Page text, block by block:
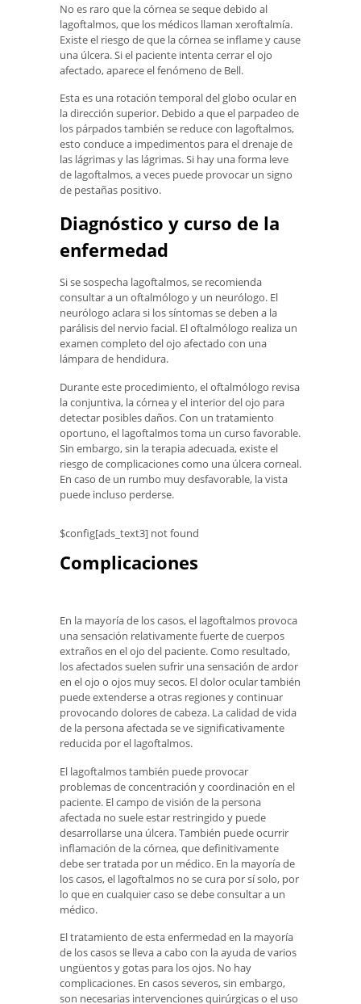
No es raro que la córnea se seque debido al
lagoftalmos, que los médicos llaman xeroftalmía.
Existe el riesgo de que la córnea se inflame y cause
una úlcera. Si el paciente intenta cerrar el ojo
afectado, aparece el fenómeno de Bell.
Esta es una rotación temporal del globo ocular en
la dirección superior. Debido a que el parpadeo de
los párpados también se reduce con lagoftalmos,
esto conduce a impedimentos para el drenaje de
las lágrimas y las lágrimas. Si hay una forma leve
de lagoftalmos, a veces puede provocar un signo
de pestañas positivo.
Diagnóstico y curso de la
enfermedad
Si se sospecha lagoftalmos, se recomienda
consultar a un oftalmólogo y un neurólogo. El
neurólogo aclara si los síntomas se deben a la
parálisis del nervio facial. El oftalmólogo realiza un
examen completo del ojo afectado con una
lámpara de hendidura.
Durante este procedimiento, el oftalmólogo revisa
la conjuntiva, la córnea y el interior del ojo para
detectar posibles daños. Con un tratamiento
oportuno, el lagoftalmos toma un curso favorable.
Sin embargo, sin la terapia adecuada, existe el
riesgo de complicaciones como una úlcera corneal.
En caso de un rumbo muy desfavorable, la vista
puede incluso perderse.
$config[ads_text3] not found
Complicaciones
En la mayoría de los casos, el lagoftalmos provoca
una sensación relativamente fuerte de cuerpos
extraños en el ojo del paciente. Como resultado,
los afectados suelen sufrir una sensación de ardor
en el ojo o ojos muy secos. El dolor ocular también
puede extenderse a otras regiones y continuar
provocando dolores de cabeza. La calidad de vida
de la persona afectada se ve significativamente
reducida por el lagoftalmos.
El lagoftalmos también puede provocar
problemas de concentración y coordinación en el
paciente. El campo de visión de la persona
afectada no suele estar restringido y puede
desarrollarse una úlcera. También puede ocurrir
inflamación de la córnea, que definitivamente
debe ser tratada por un médico. En la mayoría de
los casos, el lagoftalmos no se cura por sí solo, por
lo que en cualquier caso se debe consultar a un
médico.
El tratamiento de esta enfermedad en la mayoría
de los casos se lleva a cabo con la ayuda de varios
ungüentos y gotas para los ojos. No hay
complicaciones. En casos severos, sin embargo,
son necesarias intervenciones quirúrgicas o el uso